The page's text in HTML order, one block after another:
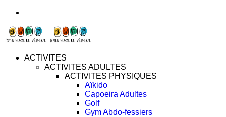
ACTIVITES
ACTIVITES ADULTES
ACTIVITES PHYSIQUES
Aïkido
Capoeira Adultes
Golf
Gym Abdo-fessiers